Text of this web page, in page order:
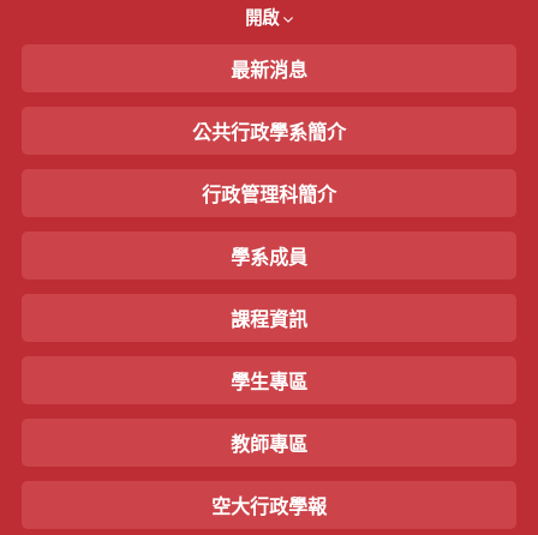
開啟
最新消息
公共行政學系簡介
行政管理科簡介
學系成員
課程資訊
學生專區
教師專區
空大行政學報